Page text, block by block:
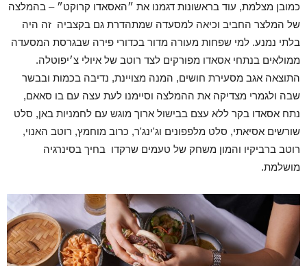
כמובן מצלמת, עוד בראשונות דגמנו את ״האסאדו קרוקט״ – בהמלצה
של המלצר החביב וכיאה למסעדה שמתהדרת גם בקצביה זה היה
בלתי נמנע. למי שפחות מעורה מדור בכדורי פירה שבגרסת המסעדה
ממולאים בנתחי אסאדו מפורקים לצד רוטב של איולי צ׳יפוטלה.
התוצאה אגב מסעירת חושים, המנה מצויינת, נדיבה בכמות ובבשר
שבה ולגמרי מצדיקה את ההמלצה וסיימנו לעת עצה עם בו סאאם,
נתח אסאדו בקר ללא עצם בבישול ארוך מוגש עם לחמניות באן, סלט
שורשים אסיאתי, סלט מלפפונים וג'ינג'ר, כרוב מוחמץ, רוטב האנוי,
רוטב ברביקיו והמון משחק של טעמים שרקדו בחיך בסינרגיה
מושלמת.